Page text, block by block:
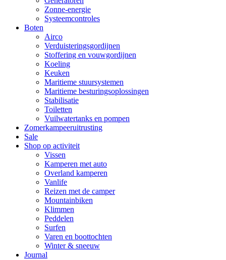
Zonne-energie
Systeemcontroles
Boten
Airco
Verduisteringsgordijnen
Stoffering en vouwgordijnen
Koeling
Keuken
Maritieme stuursystemen
Maritieme besturingsoplossingen
Stabilisatie
Toiletten
Vuilwatertanks en pompen
Zomerkampeeruitrusting
Sale
Shop op activiteit
Vissen
Kamperen met auto
Overland kamperen
Vanlife
Reizen met de camper
Mountainbiken
Klimmen
Peddelen
Surfen
Varen en boottochten
Winter & sneeuw
Journal